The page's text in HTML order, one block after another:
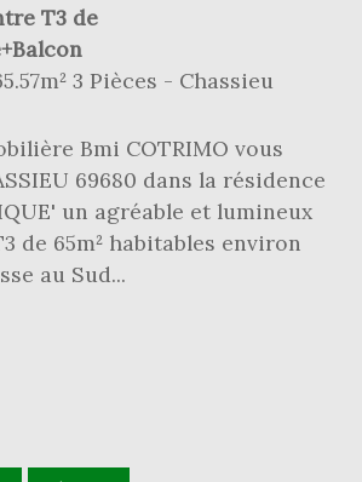
T3 de
3 Pièces - Chassieu
Bmi COTRIMO vous
69680 dans la résidence
un agréable et lumineux
de 65m² habitables environ
au Sud...